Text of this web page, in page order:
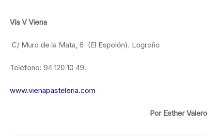
Vía V Viena
C/ Muro de la Mata, 6 (El Espolón). Logroño
Teléfono: 94 120 10 49.
www.vienapasteleria.com
Por Esther Valero